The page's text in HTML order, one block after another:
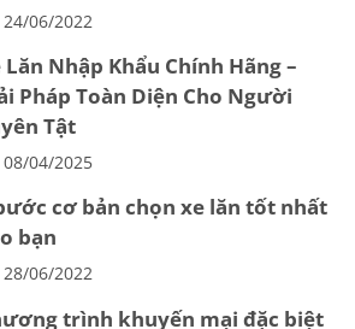
24/06/2022
Lăn Nhập Khẩu Chính Hãng –
Pháp Toàn Diện Cho Người
Tật
08/04/2025
cơ bản chọn xe lăn tốt nhất
bạn
28/06/2022
trình khuyến mại đặc biệt